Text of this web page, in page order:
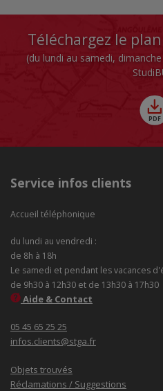
Téléchargez le
(du lundi au samedi,
Service infos clients
Accueil téléphonique
du lundi au vendredi :
de 8h à 18h
Le samedi et pendant les vacances
de 9h30 à 12h30 et de 13h30 à 17h30
Aide & Contact
05 45 65 25 25
infos.clients@stga.fr
Objets trouvés
Réclamations / Suggestions